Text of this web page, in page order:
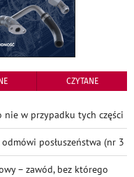
CZYTANE
nie w przypadku tych części
posłuszeństwa (nr 3
– zawód, bez którego